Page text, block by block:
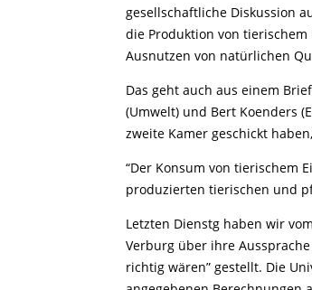
gesellschaftliche Diskussion
die Produktion von
Ausnutzen von natürlichen
Das geht auch aus einem
(Umwelt) und Bert Koenders
zweite Kamer geschickt
“Der Konsum von tierischem
produzierten tierischen und
Letzten Dienstg haben wir
Verburg über ihre
richtig wären” gestellt. Die